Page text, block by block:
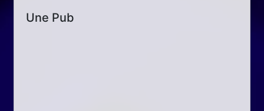
Une Pub